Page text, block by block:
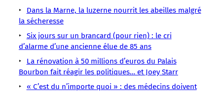
Dans la Marne, la luzerne nourrit les abeilles malgré
la sécheresse
Six jours sur un brancard (pour rien) : le cri
d’alarme d’une ancienne élue de 85 ans
La rénovation à 50 millions d’euros du Palais
Bourbon fait réagir les politiques… et Joey Starr
« C’est du n’importe quoi » : des médecins doivent